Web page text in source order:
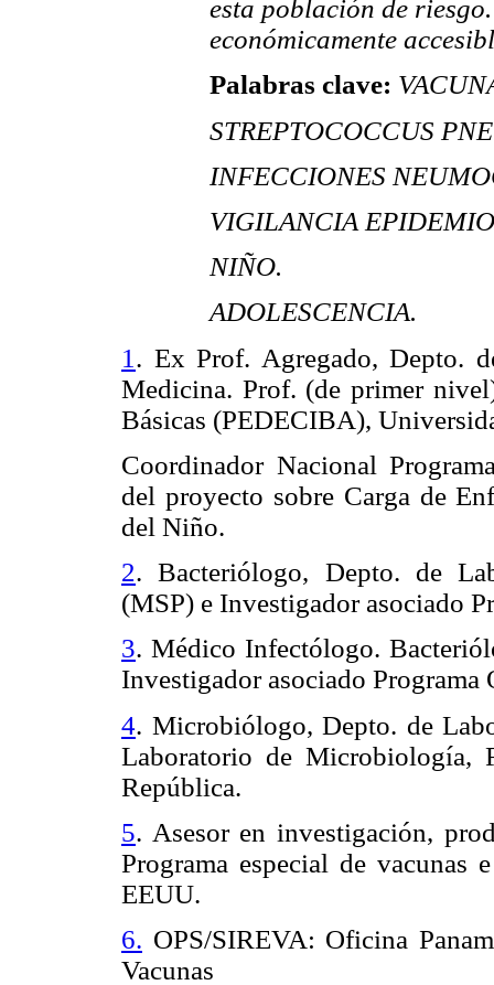
esta población de
económicamente
Palabras clave:
STREPTOCOCCUS
INFECCIONES
VIGILANCIA
NIÑO.
ADOLESCENCIA.
1 . Ex Prof. Agregado, Depto.
Medicina. Prof. (de primer
Básicas (PEDECIBA),
Coordinador Nacional
del proyecto sobre Carga de
del Niño.
2. Bacteriólogo, Depto. de
(MSP) e Investigador asociado
3. Médico Infectólogo.
Investigador asociado Programa
4. Microbiólogo, Depto. de
Laboratorio de Microbiología,
República.
5. Asesor en investigación,
Programa especial de vacunas
EEUU.
6. OPS/SIREVA: Oficina
Vacunas